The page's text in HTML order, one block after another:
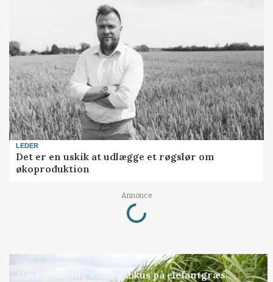
LEDER
Det er en uskik at udlægge et røgslør om
økoproduktion
Annonce
Loading...
ARRANGEMENT
Markvandring sætter fokus på elefantgræs